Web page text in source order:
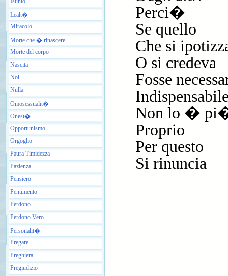
Lealt�
Miracolo
Morte che � rinascere
Morte del corpo
Nascita
Noi
Nulla
Omosessualit�
Onest�
Opportunismo
Orgoglio
Paura Timidezza
Pazienza
Pensiero
Pentimento
Perdono
Perdono Vero
Personalit�
Pregare
Preghiera
Pregiudizio
Perci�
Se quello
Che si
O si credeva
Fosse
Non lo �
Proprio
Per questo
Si rinuncia